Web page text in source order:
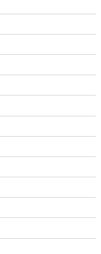
地方」の「夕飯の終着点」
いたときに出現する真レ
は一角くん、メガミエ
出現します。
の呪いが飛んでくるので
成を組む方がベター。古
ルが適性が高いです。あ
理できるように半魚人や
くのもおすすめ。大型キ
て済むぐらい固いキャラ